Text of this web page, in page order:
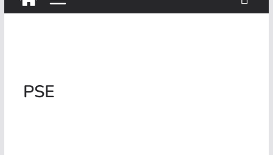
Najnowszy radiotelefon MOTOTRBO R7 od
PSE